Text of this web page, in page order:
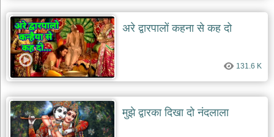
अरे द्वारपालों कहना से कह दो
131.6 K
मुझे द्वारका दिखा दो नंदलाला